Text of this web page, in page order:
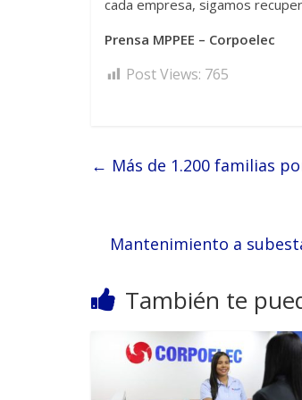
cada empresa, sigamos
Prensa MPPEE – Corpoelec
Post Views: 765
← Más de 1.200 familias
Mantenimiento a
También te